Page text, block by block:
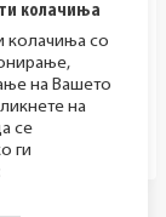
колачиња
колачиња со
на Вашето
на
се
ги